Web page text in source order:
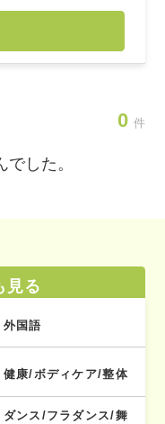
0 件
した。
見る
外国語
健康/ボディケア/整体
ダンス/フラダンス/舞